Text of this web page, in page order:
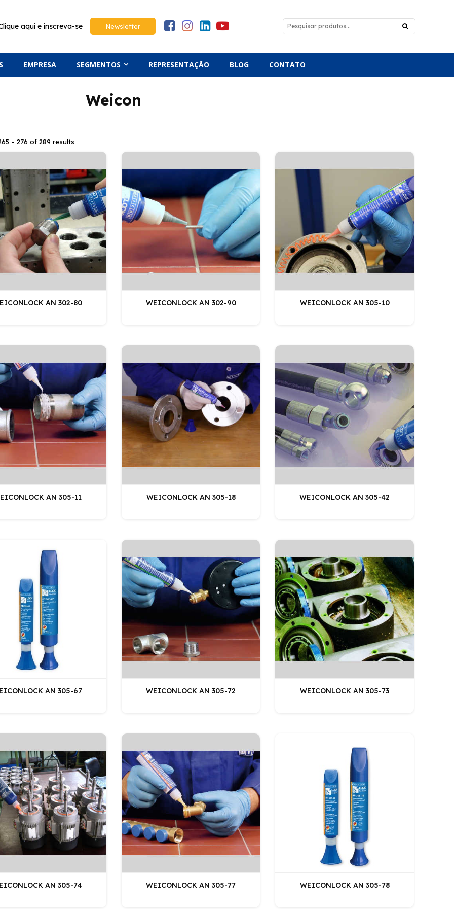
aqui e inscreva-se Newsletter
EMPRESA SEGMENTOS REPRESENTAÇÃO BLOG CONTATO
Weicon
– 276 of 289 results
AN 302-80 WEICONLOCK AN 302-90 WEICONLOCK AN 305-10
AN 305-11 WEICONLOCK AN 305-18 WEICONLOCK AN 305-42
AN 305-67 WEICONLOCK AN 305-72 WEICONLOCK AN 305-73
AN 305-74 WEICONLOCK AN 305-77 WEICONLOCK AN 305-78